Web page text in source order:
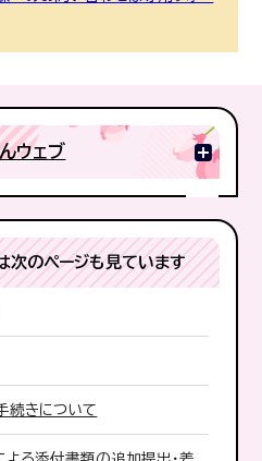
ウェブ
次のページも見ています
続きについて